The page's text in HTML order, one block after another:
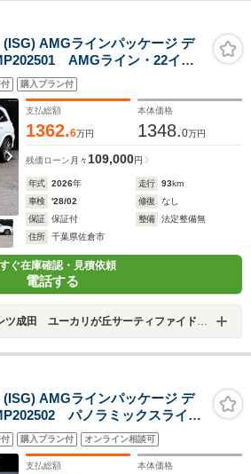
AMGラインパッケージ デ
AMGライン・22イン
ブルメスターサラウンドシステ
パノラミックスライディング
ィスプレイ・マジックビジョン
購入プラン付
支払総額
1362.6万円
本体価格
1348.0万円
残価ローン 月々 109,000円
年式 2026年 走行 93km
車検
'28/02 修復
なし
保証
保証付 整備
法定整備無
住所
千葉県佐倉市
ぐ在庫確認・見積依頼
電話する
田 ユーカリが丘サーティファイドカーセンター
AMGラインパッケージ デ
パノラミックスライデ
プディスプレイ Wエアコ
シート シートヒーター シ
度カメラ ETC2.0 エアサス
購入プラン付 オンライン相談可
支払総額 本体価格